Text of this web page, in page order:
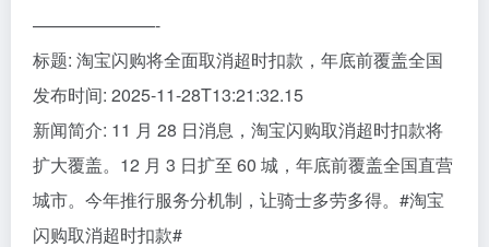
———————-
标题: 淘宝闪购将全面取消超时扣款，年底前覆盖全国
发布时间: 2025-11-28T13:21:32.15
新闻简介: 11 月 28 日消息，淘宝闪购取消超时扣款将
扩大覆盖。12 月 3 日扩至 60 城，年底前覆盖全国直营
城市。今年推行服务分机制，让骑士多劳多得。#淘宝
闪购取消超时扣款#